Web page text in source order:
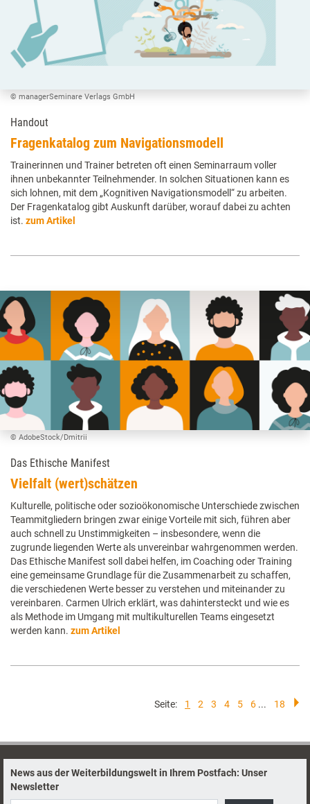
© managerSeminare Verlags GmbH
Handout
Fragenkatalog zum Navigationsmodell
Trainerinnen und Trainer betreten oft einen Seminarraum voller
ihnen unbekannter Teilnehmender. In solchen Situationen kann es
sich lohnen, mit dem „Kognitiven Navigationsmodell“ zu arbeiten.
Der Fragenkatalog gibt Auskunft darüber, worauf dabei zu achten
ist. zum Artikel
© AdobeStock/Dmitrii
Das Ethische Manifest
Vielfalt (wert)schätzen
Kulturelle, politische oder sozioökonomische Unterschiede zwischen
Teammitgliedern bringen zwar einige Vorteile mit sich, führen aber
auch schnell zu Unstimmigkeiten – insbesondere, wenn die
zugrunde liegenden Werte als unvereinbar wahrgenommen werden.
Das Ethische Manifest soll dabei helfen, im Coaching oder Training
eine gemeinsame Grundlage für die Zusammenarbeit zu schaffen,
die verschiedenen Werte besser zu verstehen und miteinander zu
vereinbaren. Carmen Ulrich erklärt, was dahintersteckt und wie es
als Methode im Umgang mit multikulturellen Teams eingesetzt
werden kann. zum Artikel
Seite: 1 2 3 4 5 6 ... 18
News aus der Weiterbildungswelt in Ihrem Postfach: Unser
Newsletter